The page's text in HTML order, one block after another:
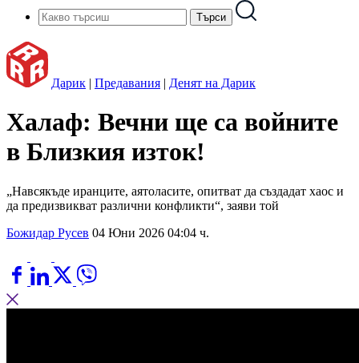
Дарик | Предавания | Денят на Дарик
Халаф: Вечни ще са войните
в Близкия изток!
„Навсякъде иранците, аятоласите, опитват да създадат хаос и
да предизвикват различни конфликти“, заяви той
Божидар Русев 04 Юни 2026 04:04 ч.